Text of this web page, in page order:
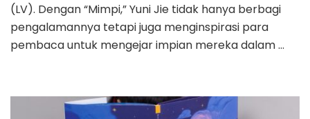
(LV). Dengan “Mimpi,” Yuni Jie tidak hanya berbagi
pengalamannya tetapi juga menginspirasi para
pembaca untuk mengejar impian mereka dalam …